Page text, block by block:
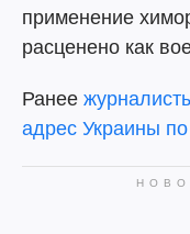
применение
расценено как
Ранее
адрес Украины